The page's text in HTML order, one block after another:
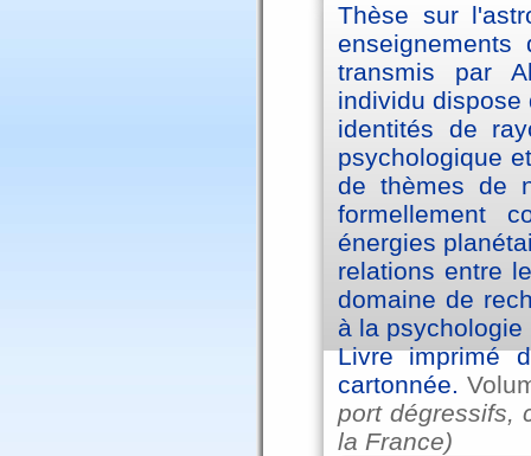
Thèse sur
transmis par
individu
identités de
psychologique
de thèmes de
formellement
énergies
relations entre
domaine de
à la
Livre imprimé
cartonnée.
port dégressifs,
la France)